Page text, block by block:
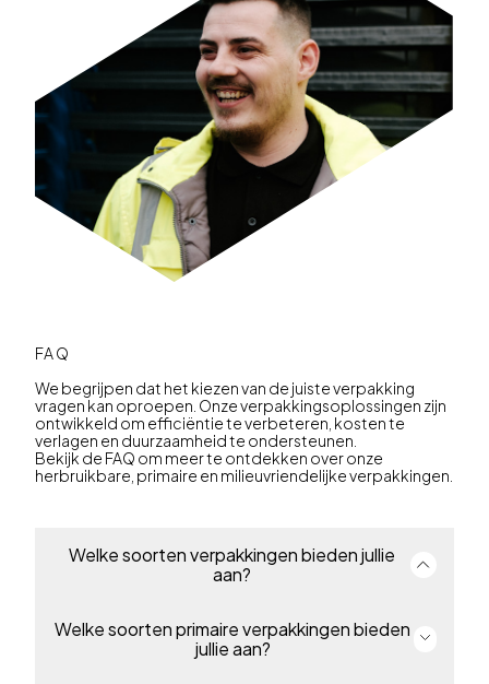
FAQ
We begrijpen dat het kiezen van de juiste verpakking
vragen kan oproepen. Onze verpakkingsoplossingen zijn
ontwikkeld om efficiëntie te verbeteren, kosten te
verlagen en duurzaamheid te ondersteunen.
Bekijk de FAQ om meer te ontdekken over onze
herbruikbare, primaire en milieuvriendelijke verpakkingen.
Welke soorten verpakkingen bieden jullie
aan?
Wij bieden een volledig portfolio van primaire en
herbruikbare transportverpakkingen voor sectoren
zoals milieutechniek, automotive, voeding, industrie,
Welke soorten primaire verpakkingen bieden
jullie aan?